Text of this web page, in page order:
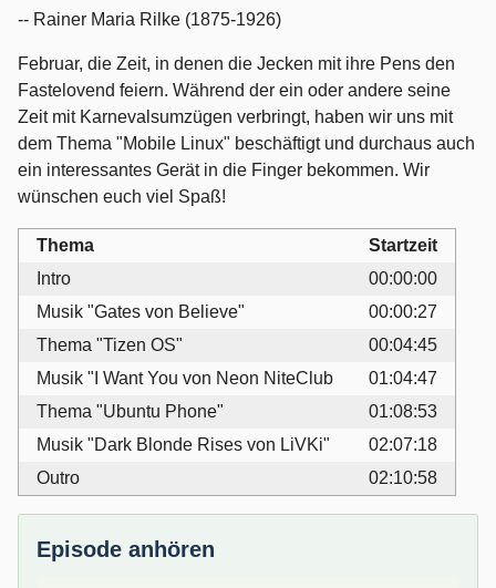
-- Rainer Maria Rilke (1875-1926)
Februar, die Zeit, in denen die Jecken mit ihre Pens den
Fastelovend feiern. Während der ein oder andere seine
Zeit mit Karnevalsumzügen verbringt, haben wir uns mit
dem Thema "Mobile Linux" beschäftigt und durchaus auch
ein interessantes Gerät in die Finger bekommen. Wir
wünschen euch viel Spaß!
Thema
Startzeit
Intro
00:00:00
Musik "Gates von Believe"
00:00:27
Thema "Tizen OS"
00:04:45
Musik "I Want You von Neon NiteClub
01:04:47
Thema "Ubuntu Phone"
01:08:53
Musik "Dark Blonde Rises von LiVKi"
02:07:18
Outro
02:10:58
Episode anhören